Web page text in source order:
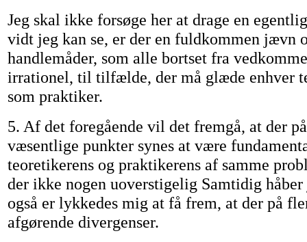
Jeg skal ikke forsøge her at drage en
vidt jeg kan se, er der en fuldkommen jævn
handlemåder, som alle bortset fra
irrationel, til tilfælde, der må glæde enhver
som praktiker.
5. Af det foregående vil det fremgå, at der
væsentlige punkter synes at være
teoretikerens og praktikerens af samme
der ikke nogen uoverstigelig Samtidig
også er lykkedes mig at få frem, at der på
afgørende divergenser.